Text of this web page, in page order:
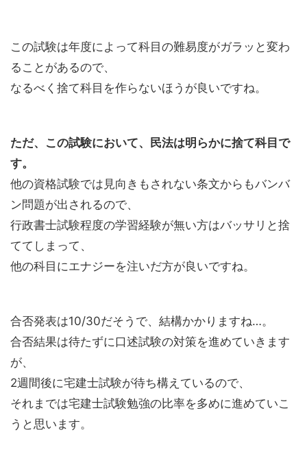
この試験は年度によって科目の難易度がガラッと変わ
ることがあるので、
なるべく捨て科目を作らないほうが良いですね。
ただ、この試験において、民法は明らかに捨て科目で
す。
他の資格試験では見向きもされない条文からもバンバ
ン問題が出されるので、
行政書士試験程度の学習経験が無い方はバッサリと捨
ててしまって、
他の科目にエナジーを注いだ方が良いですね。
合否発表は10/30だそうで、結構かかりますね…。
合否結果は待たずに口述試験の対策を進めていきます
が、
2週間後に宅建士試験が待ち構えているので、
それまでは宅建士試験勉強の比率を多めに進めていこ
うと思います。